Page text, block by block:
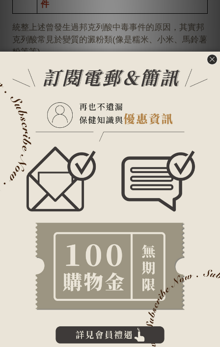
件
統整上述曾發生過邦克列酸中毒事件的原因，其實邦
克列酸常見於變質的澱粉類(像是糯米、小米、馬鈴薯
粉等等)、
會更詳細說明如何自我預防邦克列酸食物中毒。
台灣常見引發食物中毒的原因
依據食藥署統計每年細菌性食物中毒資料，發現5~10
月其實是台灣食物中毒的高峰期，
常見原因包含腸炎弧菌、沙門氏桿菌、病原性大腸桿
菌、金黃色葡萄球菌、仙人掌桿菌等等。
食物中毒
常見食物
腸炎弧菌
生鮮海產、魚貝類等等
沙門氏桿菌
受污染的畜肉、禽肉、鮮蛋、乳品、
仙人掌桿菌
米飯等澱粉類製品、肉汁等肉類製
品、乳製品、沙拉等等
金黃色葡萄
球菌
肉製品、蛋製品、乳製品、生菜沙
拉、盒餐等等
受糞便汙染的食品或水源